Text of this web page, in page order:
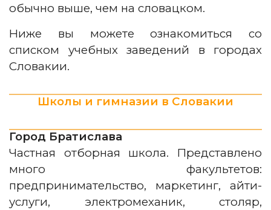
обычно выше, чем на словацком.
Ниже вы можете ознакомиться со
списком учебных заведений в городах
Словакии.
Школы и гимназии в Словакии
Город Братислава
Частная отборная школа. Представлено
много факультетов:
предпринимательство, маркетинг, айти-
услуги, электромеханик, столяр,